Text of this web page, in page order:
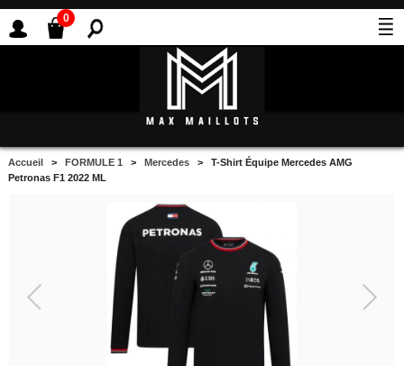
0
Accueil >FORMULE 1 >Mercedes > T-Shirt Équipe Mercedes AMG
Petronas F1 2022 ML